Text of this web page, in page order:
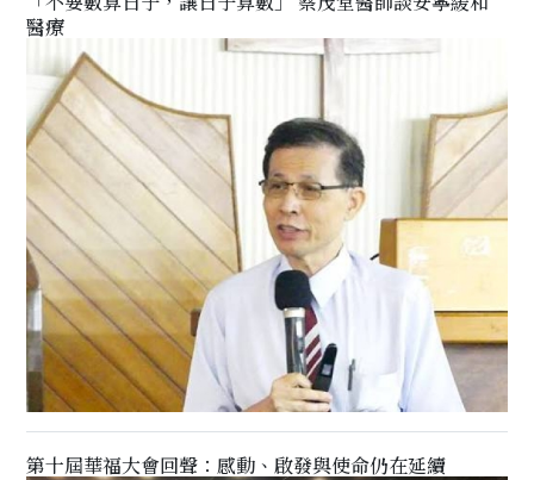
醫療
第十屆華福大會回聲：感動、啟發與使命仍在延續